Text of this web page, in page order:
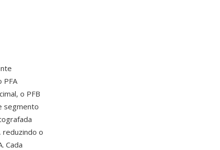
PFA
o PFB
segmento
reduzindo o
Cada